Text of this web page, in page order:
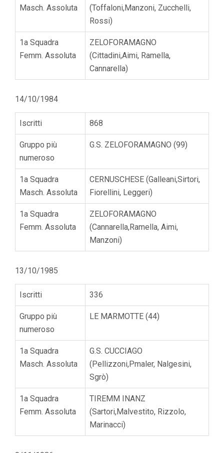
Masch. Assoluta
(Toffaloni,Manzoni, Zucchelli,
Rossi)
1a Squadra
Femm. Assoluta
ZELOFORAMAGNO
(Cittadini,Aimi, Ramella,
Cannarella)
14/10/1984
Iscritti 868
Gruppo più
numeroso
G.S. ZELOFORAMAGNO (99)
1a Squadra
Masch. Assoluta
CERNUSCHESE (Galleani,Sirtori,
Fiorellini, Leggeri)
1a Squadra
Femm. Assoluta
ZELOFORAMAGNO
(Cannarella,Ramella, Aimi,
Manzoni)
13/10/1985
Iscritti 336
Gruppo più
numeroso
LE MARMOTTE (44)
1a Squadra
Masch. Assoluta
G.S. CUCCIAGO
(Pellizzoni,Pmaler, Nalgesini,
Sgrò)
1a Squadra
Femm. Assoluta
TIREMM INANZ
(Sartori,Malvestito, Rizzolo,
Marinacci)